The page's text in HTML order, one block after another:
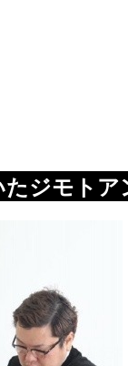
ジモトア